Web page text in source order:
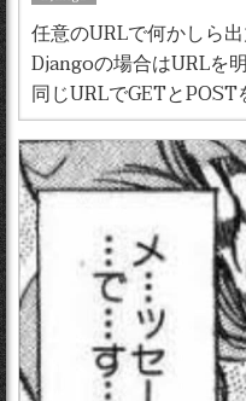
任意のURLで何かしら
Djangoの場合はURLを
同じURLでGETと